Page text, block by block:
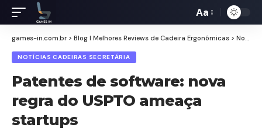
de
Aa
games-in.com.br > Blog I Melhores Reviews de Cadeira Ergonômicas > Notícias Cadeiras Secretária
NOTÍCIAS CADEIRAS SECRETÁRIA
Patentes de software: nova
regra do USPTO ameaça
startups